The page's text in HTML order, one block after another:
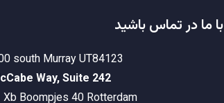
با ما در تماس باشید
south Murray UT84123
Way, Suite 242
Boompjes 40 Rotterdam